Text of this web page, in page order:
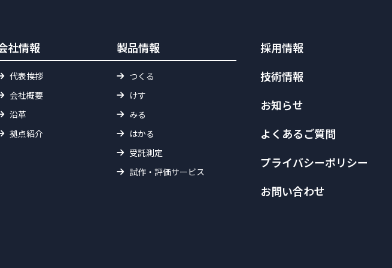
社情報
代表挨拶
会社概要
沿革
拠点紹介
製品情報
つくる
けす
みる
はかる
受託測定
試作・評価サービス
採用情報
技術情報
お知らせ
よくあるご質問
プライバシーポリシー
お問い合わせ